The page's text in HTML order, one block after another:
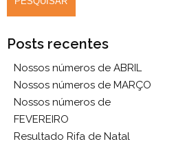
Posts recentes
Nossos números de ABRIL
Nossos números de MARÇO
Nossos números de
FEVEREIRO
Resultado Rifa de Natal